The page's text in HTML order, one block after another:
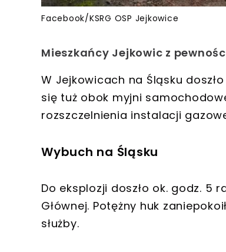
Facebook/KSRG OSP Jejkowice
Mieszkańcy Jejkowic z
W Jejkowicach na Śląsku
się tuż obok myjni
rozszczelnienia instalacji
Wybuch na Śląsku
Do eksplozji doszło ok. godz. 5
Głównej. Potężny huk
służby.